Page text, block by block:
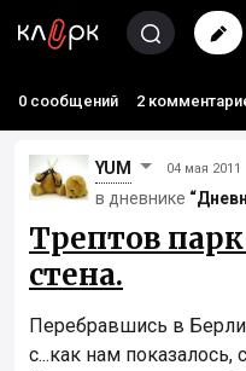
0 сообщений 2
YUM 04 мая 2011
в дневнике
Трептов
стена.
Перебравшись в
с...как нам